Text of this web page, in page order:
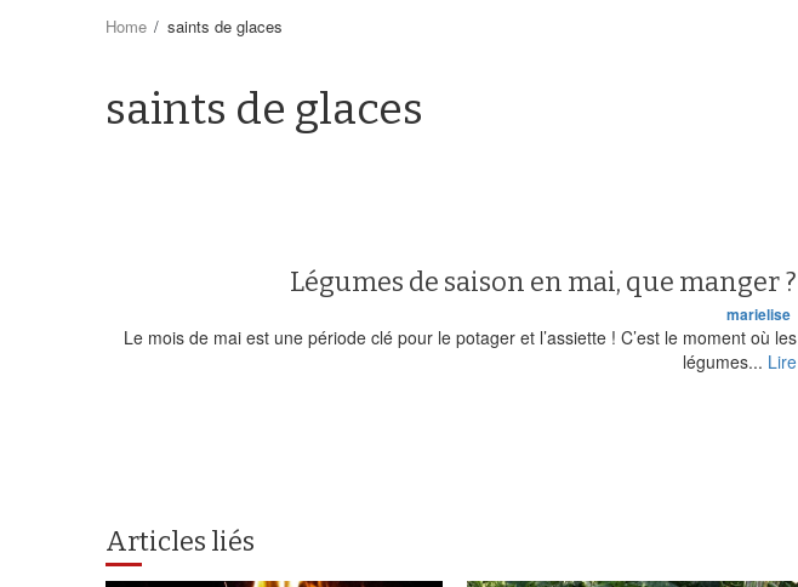
Home saints de glaces
saints de glaces
Légumes de saison en mai, que manger ?
marielise
Le mois de mai est une période clé pour le potager et l’assiette ! C’est le moment où les
légumes... Lire
Articles liés